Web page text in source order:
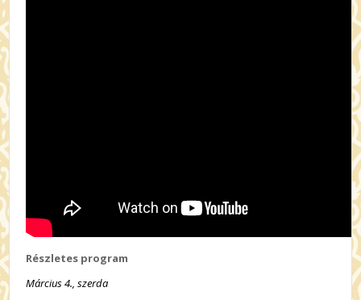
Részletes program
Március 4., szerda